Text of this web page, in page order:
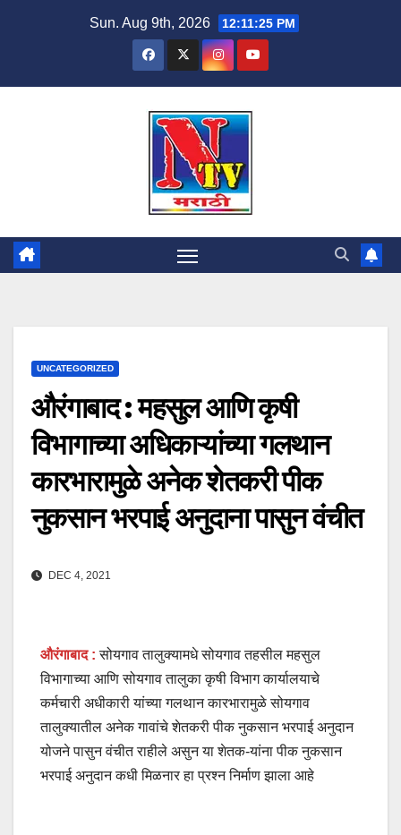
Sun. Aug 9th, 2026 12:11:26 PM
UNCATEGORIZED
औरंगाबाद : महसुल आणि कृषी
विभागाच्या अधिकाऱ्यांच्या गलथान
कारभारामुळे अनेक शेतकरी पीक
नुकसान भरपाई अनुदाना पासुन वंचीत
DEC 4, 2021
औरंगाबाद :सोयगाव तालुक्यामधे सोयगाव तहसील महसुल
विभागाच्या आणि सोयगाव तालुका कृषी विभाग कार्यालयाचे
कर्मचारी अधीकारी यांच्या गलथान कारभारामुळे सोयगाव
तालुक्यातील अनेक गावांचे शेतकरी पीक नुकसान भरपाई अनुदान
योजने पासुन वंचीत राहीले असुन या शेतक-यांना पीक नुकसान
भरपाई अनुदान कधी मिळनार हा प्रश्न निर्माण झाला आहे